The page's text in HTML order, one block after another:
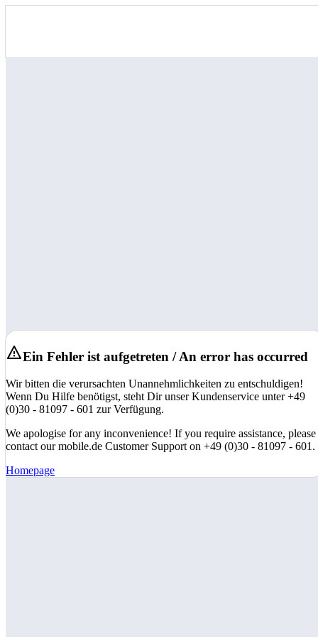
Ein Fehler ist aufgetreten / An error has occurred
Wir bitten die verursachten Unannehmlichkeiten zu entschuldigen!
Wenn Du Hilfe benötigst, steht Dir unser Kundenservice unter +49
(0)30 - 81097 - 601 zur Verfügung.
We apologise for any inconvenience! If you require assistance, please
contact our mobile.de Customer Support on +49 (0)30 - 81097 - 601.
Homepage